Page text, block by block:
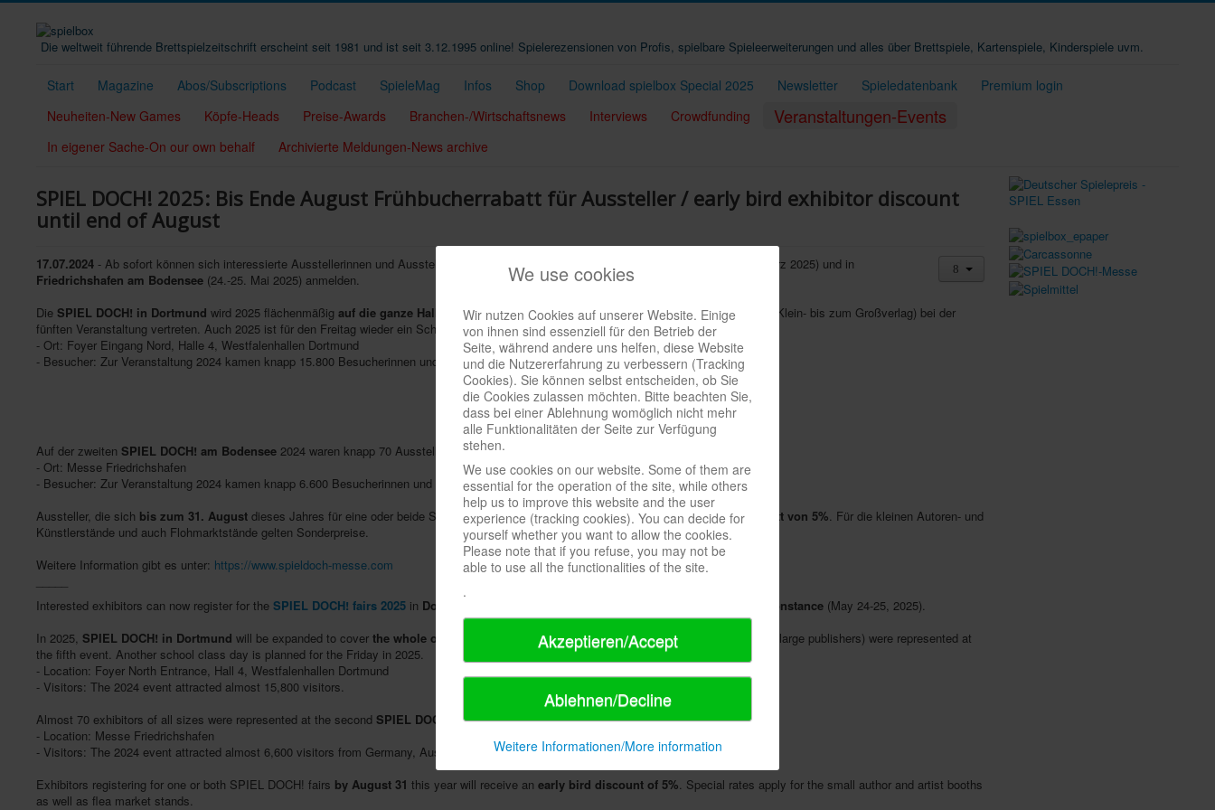
Die weltweit führende Brettspielzeitschrift erscheint seit 1981 und ist seit 3.12.1995 online! Spielerezensionen von Profis, spielbare Spieleerweiterungen und alles über Brettspiele, Kartenspiele, Kinderspiele uvm.
Start Magazine Abos/Subscriptions Podcast SpieleMag Infos Shop Download spielbox Special 2025 Newsletter Spieledatenbank
Premium login
Neuheiten-New Games
Köpfe-Heads Preise-Awards Branchen-/Wirtschaftsnews Interviews Crowdfunding Veranstaltungen-Events
In eigener Sache-On our own behalf Archivierte Meldungen-News archive
SPIEL DOCH! 2025: Bis Ende August Frühbucherrabatt für Aussteller / early bird exhibitor discount
until end of August
17.07.2024 - Ab sofort können sich interessierte Ausstellerinnen und Aussteller für die
(28.-30. März 2025) und in
Friedrichshafen am Bodensee (24.-25. Mai 2025) anmelden.
Die SPIEL DOCH! in Dortmund wird 2025 flächenmäßig auf die ganze Halle 4 erweitert. 2024 waren über 170 Aussteller und Marken (vom Klein- bis zum Großverlag) bei der
fünften Veranstaltung vertreten. Auch 2025 ist für den Freitag wieder ein Schulklassentag geplant.
- Ort: Foyer Eingang Nord, Halle 4, Westfalenhallen Dortmund
- Besucher: Zur Veranstaltung 2024 kamen knapp 15.800 Besucherinnen und Besucher.
Auf der zweiten SPIEL DOCH! am Bodensee 2024 waren knapp 70 Aussteller (vom Klein- bis zum Großverlag) vertreten.
- Ort: Messe Friedrichshafen
- Besucher: Zur Veranstaltung 2024 kamen knapp 6.600 Besucherinnen und Besucher aus Deutschland, Österreich und der Schweiz.
Aussteller, die sich bis zum 31. August dieses Jahres für eine oder beide SPIEL DOCH!-Messen anmelden, erhalten einen Frühbucherrabatt von 5% . Für die kleinen Autoren- und
Künstlerstände und auch Flohmarktstände gelten Sonderpreise.
Weitere Information gibt es unter: https://www.spieldoch-messe.com
Interested exhibitors can now register for the SPIEL DOCH! fairs 2025 in Dortmund Friedrichshafen on Lake Constance (May 24-25, 2025).
In 2025, SPIEL DOCH! in Dortmund will be expanded to cover the whole of Hall 4
. This year, over 170 exhibitors and brands (from small to large publishers) were represented at
the fifth event. Another school class day is planned for the Friday in 2025.
- Location: Foyer North Entrance, Hall 4, Westfalenhallen Dortmund
- Visitors: The 2024 event attracted almost 15,800 visitors.
Almost 70 exhibitors of all sizes were represented at the second SPIEL DOCH! am Bodensee2024.
- Location: Messe Friedrichshafen
- Visitors: The 2024 event attracted almost 6,600 visitors from Germany, Austria and Switzerland.
Exhibitors registering for one or both SPIEL DOCH! fairs by August 31 this year will receive an early bird discount of 5% . Special rates apply for the small author and artist booths
as well as flea market stands.
We use cookies
Wir nutzen Cookies auf unserer Website. Einige
von ihnen sind essenziell für den Betrieb der
Seite, während andere uns helfen, diese Website
und die Nutzererfahrung zu verbessern (Tracking
Cookies). Sie können selbst entscheiden, ob Sie
die Cookies zulassen möchten. Bitte beachten Sie,
dass bei einer Ablehnung womöglich nicht mehr
alle Funktionalitäten der Seite zur Verfügung
stehen.
We use cookies on our website. Some of them are
essential for the operation of the site, while others
help us to improve this website and the user
experience (tracking cookies). You can decide for
yourself whether you want to allow the cookies.
Please note that if you refuse, you may not be
able to use all the functionalities of the site.
.
Akzeptieren/Accept
Ablehnen/Decline
Weitere Informationen/More information